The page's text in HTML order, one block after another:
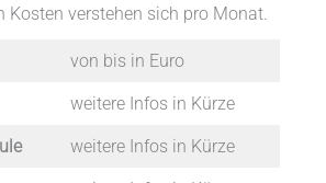
Kosten verstehen sich pro Monat.
von bis in Euro
weitere Infos in Kürze
weitere Infos in Kürze